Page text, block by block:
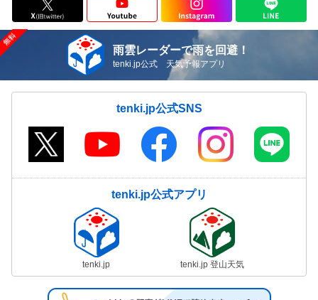
雨雲レーダーで雨を回避！
tenki.jp公式 天気予報アプリ
tenki.jp公式SNS
tenki.jp公式アプリ
tenki.jp tenki.jp 登山天気